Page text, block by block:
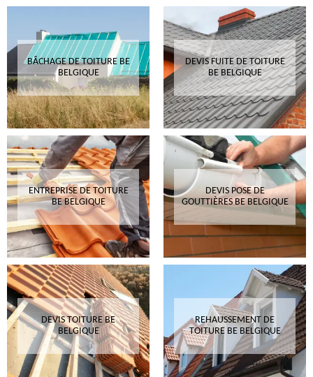
BÂCHAGE DE TOITURE BE
BELGIQUE
DEVIS FUITE DE TOITURE
BE BELGIQUE
ENTREPRISE DE TOITURE
BE BELGIQUE
DEVIS POSE DE
GOUTTIÈRES BE BELGIQUE
DEVIS TOITURE BE
BELGIQUE
REHAUSSEMENT DE
TOITURE BE BELGIQUE